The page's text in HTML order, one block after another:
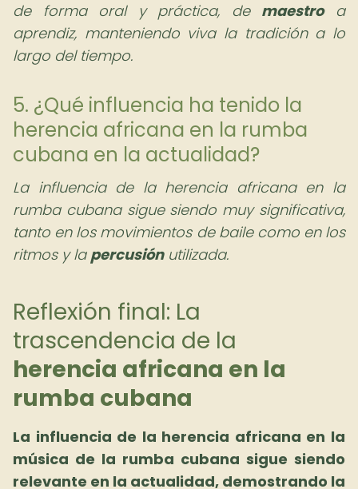
de forma oral y práctica, de maestroa
aprendiz, manteniendo viva la tradición a lo
largo del tiempo.
5. ¿Qué influencia ha tenido la
herencia africana en la rumba
cubana en la actualidad?
La influencia de la herencia africana en la
rumba cubana sigue siendo muy significativa,
tanto en los movimientos de baile como en los
ritmos y la percusiónutilizada.
Reflexión final: La
trascendencia de la
herencia africana en la
rumba cubana
La influencia de la herencia africana en la
música de la rumba cubana sigue siendo
relevante en la actualidad, demostrando la